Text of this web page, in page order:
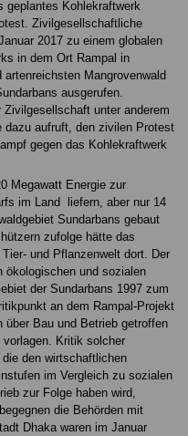
geplantes Kohlekraftwerk
Zivilgesellschaftliche
2017 zu einem globalen
in dem Ort Rampal in
Mangrovenwald
ausgerufen.
unter anderem
dazu aufruft, den zivilen Protest
gegen das Kohlekraftwerk
Megawatt Energie zur
im Land liefern, aber nur 14
Sundarbans gebaut
zufolge hätte das
und Pflanzenwelt dort. Der
ökologischen und sozialen
der Sundarbans 1997 zum
an dem Rampal-Projekt
Bau und Betrieb getroffen
Kritik solcher
den wirtschaftlichen
im Vergleich zu sozialen
zur Folge haben wird,
die Behörden mit
Dhaka waren im Januar